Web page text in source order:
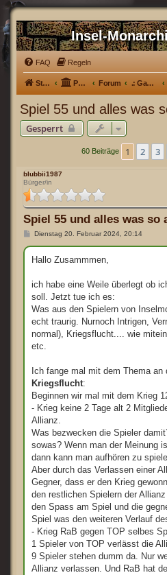
Insel-
FAQ Regeln
Startseite Portal Forum .: Games :.
Spiel 55 und alles was
Gesperrt
60 Beiträge 1 2 3
blubbii1987
Bürger/in
Spiel 55 und alles was so
B
i
t
g
Dienstag 20. Februar 2024, 20:14
Hallo Zusammmen,
ich habe eine Weile überlegt ob
soll. Jetzt tue ich es:
Was aus den Spielern von
echt traurig. Nurnoch Intrigen,
normal), Kriegsflucht.... wie
etc.
Ich fange mal mit dem Thema
Kriegsflucht:
Beginnen wir mal mit dem Krieg
- Krieg keine 2 Tage alt 2
Allianz.
Was bezwecken die Spieler
sowas? Wenn man der Meinung
dann kann man aufhören zu
Aber durch das Verlassen einer
Gegner, dass er den Krieg
den restlichen Spielern der
den Spass am Spiel und die
Spiel was den weiteren Verlauf
- Krieg RaB gegen TOP selbes
1 Spieler von TOP verlässt die
9 Spieler stehen dumm da. Nur
Allianz verlassen. Und RaB hat